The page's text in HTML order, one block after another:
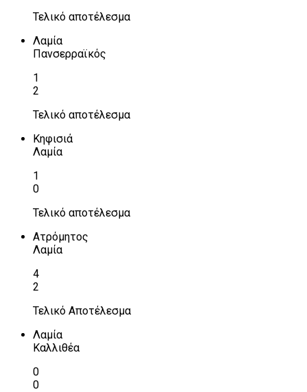
Τελικό αποτέλεσμα
Λαμία
Πανσερραϊκός
1
2
Τελικό αποτέλεσμα
Κηφισιά
Λαμία
1
0
Τελικό αποτέλεσμα
Ατρόμητος
Λαμία
4
2
Τελικό Αποτέλεσμα
Λαμία
Καλλιθέα
0
0